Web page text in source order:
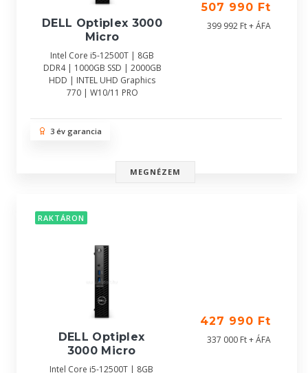
DELL Optiplex 3000
Micro
Intel Core i5-12500T | 8GB
DDR4 | 1000GB SSD | 2000GB
HDD | INTEL UHD Graphics
770 | W10/11 PRO
507 990 Ft
399 992 Ft + ÁFA
3 év garancia
MEGNÉZEM
RAKTÁRON
DELL Optiplex
3000 Micro
Intel Core i5-12500T | 8GB
427 990 Ft
337 000 Ft + ÁFA